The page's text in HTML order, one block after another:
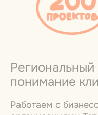
Региональный
понимание
Работаем с